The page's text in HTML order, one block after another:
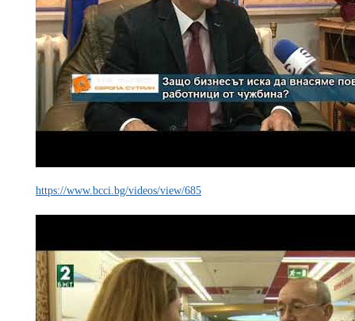
https://www.bcci.bg/videos/view/685